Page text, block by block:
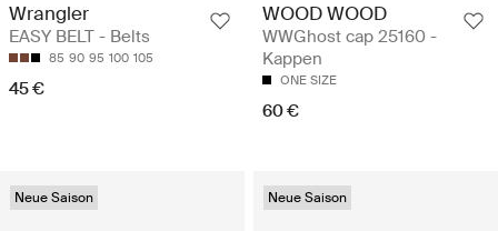
Wrangler
EASY BELT - Belts
85 90 95 100 105
45 €
WOOD WOOD
WWGhost cap 25160 -
Kappen
ONE SIZE
60 €
Neue Saison Neue Saison